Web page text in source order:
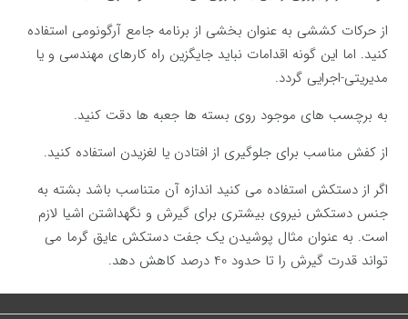
از حرکات کششی به عنوان بخشی از برنامه جامع آرگونومی استفاده
کنید. اما این گونه اقدامات نباید جایگزین راه کارهای مهندسی و یا
مدیریتی-اجرایی گردد.
به برچسب های موجود روی بسته ها جعبه ها دقت کنید.
از کفش مناسب برای جلوگیری از افتادن یا لغزیدن استفاده کنید.
اگر از دستکش استفاده می کنید اندازه آن متناسب باشد بشته به
جنس دستکش نیروی بیشتری برای گیرش و نگهداشتن اشیا لازم
است. به عنوان مثال پوشیدن یک جفت دستکش عایق گرما می
تواند قدرت گیرش را تا حدود 40 درصد کاهش دهد.